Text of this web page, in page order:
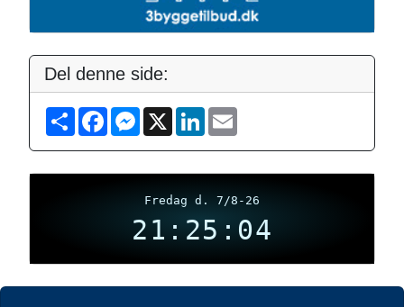
Del denne side:
S
h
e
F
b
M
e
g
r
X
L
e
I
l
Fredag d. 7/8-26
21:25:04